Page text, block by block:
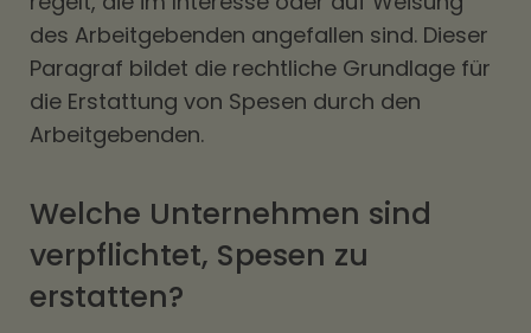
des Arbeitgebenden angefallen sind. Dieser
Paragraf bildet die rechtliche Grundlage für
die Erstattung von Spesen durch den
Arbeitgebenden.
Welche Unternehmen sind
verpflichtet, Spesen zu
erstatten?